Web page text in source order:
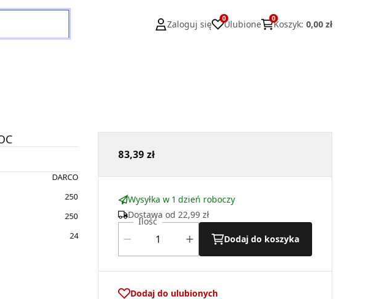
Zaloguj się
0
Ulubione
0
Koszyk: 0,00 zł
DARCO
250
250
24
83,39 zł
Wysyłka w 1 dzień roboczy
Dostawa od 22,99 zł
Ilość
Dodaj do koszyka
Dodaj do ulubionych